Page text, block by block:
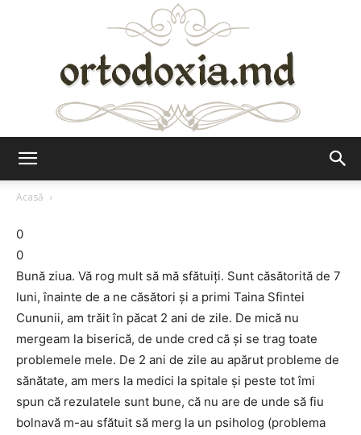
Acasă
0
0
Bună ziua. Vă rog mult să mă sfătuiţi. Sunt căsătorită de 7
luni, înainte de a ne căsători şi a primi Taina Sfintei
Cununii, am trăit în păcat 2 ani de zile. De mică nu
mergeam la biserică, de unde cred că şi se trag toate
problemele mele. De 2 ani de zile au apărut probleme de
sănătate, am mers la medici la spitale şi peste tot îmi
spun că rezulatele sunt bune, că nu are de unde să fiu
bolnavă m-au sfătuit să merg la un psiholog (problema